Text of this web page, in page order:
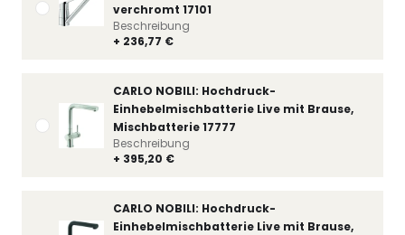
verchromt 17101
+ 236,77 €
Beschreibung
CARLO NOBILI: Hochdruck-
Einhebelmischbatterie Live mit Brause,
Mischbatterie 17777
+ 395,20 €
Beschreibung
CARLO NOBILI: Hochdruck-
Einhebelmischbatterie Live mit Brause,